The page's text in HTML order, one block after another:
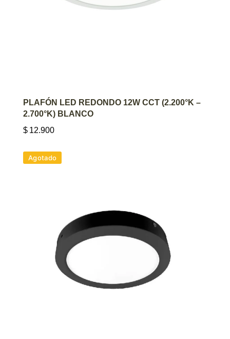
AGREGAR AL CARRITO
PLAFÓN LED REDONDO 12W CCT (2.200°K –
2.700°K) BLANCO
$ 12.900
Agotado